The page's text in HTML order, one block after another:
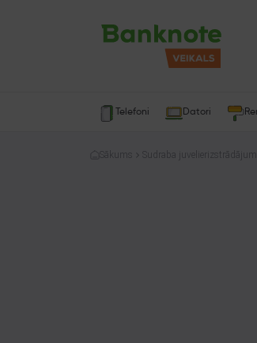
Telefoni Datori
Sākums Sudraba juvelierizstrādājumi